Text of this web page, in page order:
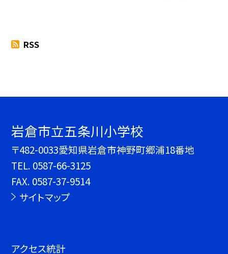
RSS
岩倉市立五条川小学校
〒482-0033愛知県岩倉市神野町郷浦18番地
TEL. 0587-66-3125
FAX. 0587-37-9514
サイトマップ
アクセス統計